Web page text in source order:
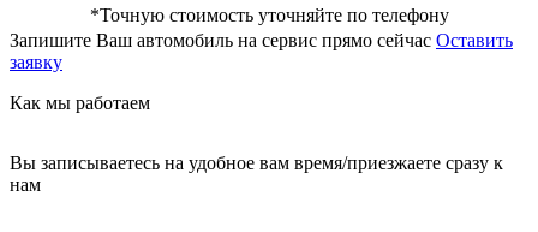
*Точную стоимость уточняйте по телефону
Запишите Ваш автомобиль на сервис прямо сейчас Оставить
заявку
Как мы работаем
Вы записываетесь на удобное вам время/приезжаете сразу к
нам